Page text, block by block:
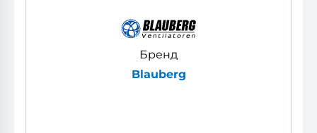
Бренд
Blauberg